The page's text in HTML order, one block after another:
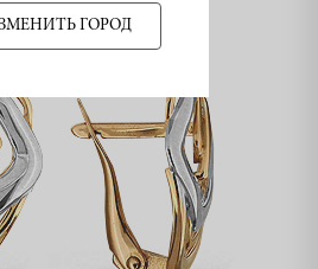
ГОРОД